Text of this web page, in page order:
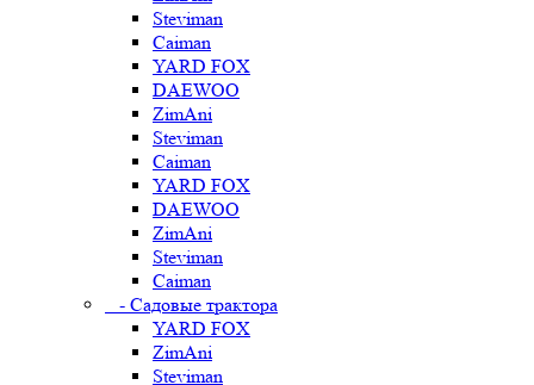
Steviman
Caiman
YARD FOX
DAEWOO
ZimAni
Steviman
Caiman
YARD FOX
DAEWOO
ZimAni
Steviman
Caiman
- Садовые трактора
YARD FOX
ZimAni
Steviman